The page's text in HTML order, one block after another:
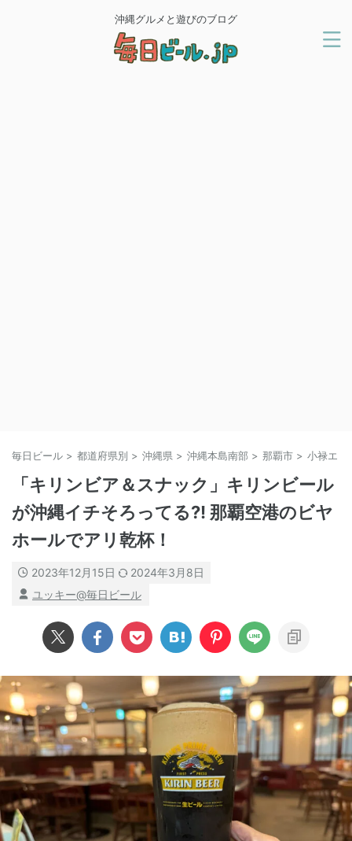
沖縄グルメと遊びのブログ
毎日ビール > 都道府県別 > 沖縄県 > 沖縄本島南部 > 那覇市 > 小禄エリ
「キリンビア＆スナック」キリンビール
が沖縄イチそろってる?! 那覇空港のビヤ
ホールでアリ乾杯！
2023年12月15日
2024年3月8日
ユッキー@毎日ビール